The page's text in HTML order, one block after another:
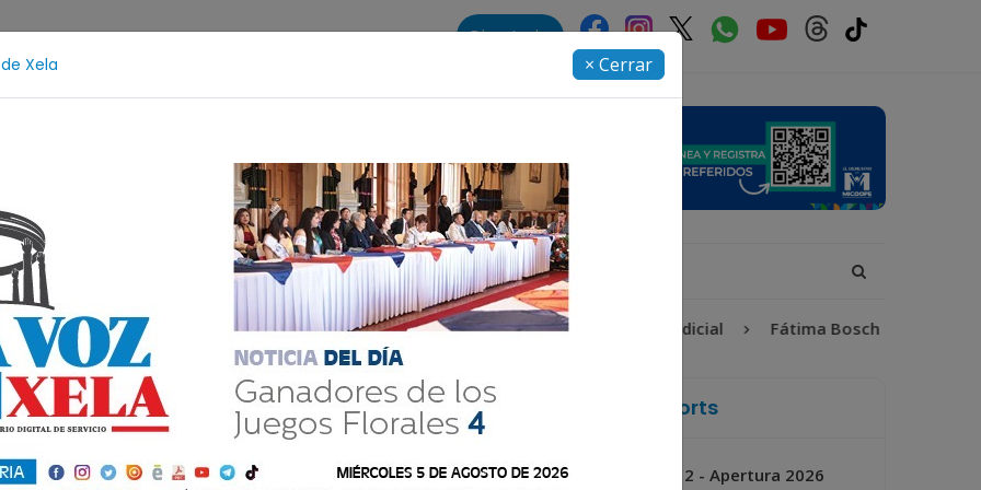
Xela × Cerrar
Directorio
La Voz de Xela Sports Contáctanos LA VOZ 25
Infantil Incendios Festival de Bandas 2026 Proceso Judicial Fátima Bosch Desaparecida
Faro
Comparte
La Voz de Xela Sports
Próximo Jornada 2 - Apertura 2026